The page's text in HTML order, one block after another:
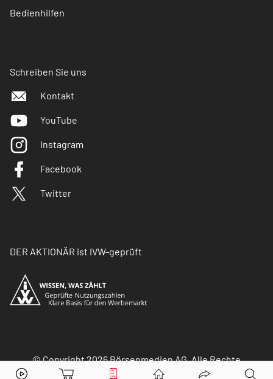
Bedienhilfen
Schreiben Sie uns
Kontakt
YouTube
Instagram
Facebook
Twitter
DER AKTIONÄR ist IVW-geprüft
© Copyright 2026 Börsenmedien AG. Alle Rechte
vorbehalten.